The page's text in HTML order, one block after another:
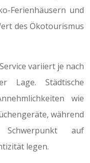
Ferienhäusern und
des Ökotourismus
variiert je nach
Städtische
wie
während
auf
legen.